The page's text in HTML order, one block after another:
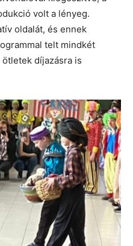
volt a lényeg.
oldalát, és ennek
telt mindkét
díjazásra is